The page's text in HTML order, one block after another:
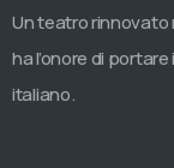
Un teatro rinnovato
ha l’onore di
italiano.